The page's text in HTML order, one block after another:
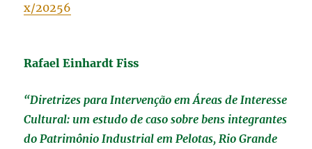
x/20256
Rafael Einhardt Fiss
“Diretrizes para Intervenção em Áreas de Interesse
Cultural: um estudo de caso sobre bens integrantes
do Patrimônio Industrial em Pelotas, RioGrande